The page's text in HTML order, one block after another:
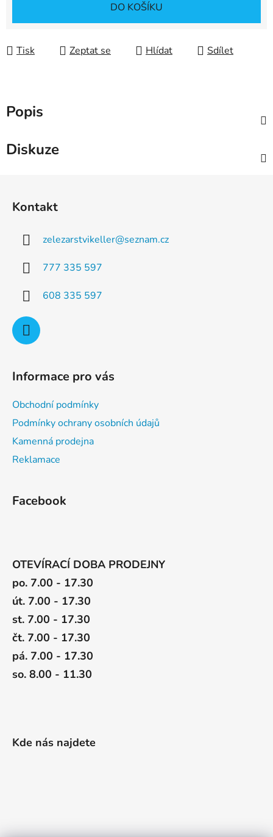
DO KOŠÍKU
Tisk Zeptat se Hlídat Sdílet
Popis
Diskuze
Kontakt
zelezarstvikeller@seznam.cz
777 335 597
608 335 597
Informace pro vás
Obchodní podmínky
Podmínky ochrany osobních údajů
Kamenná prodejna
Reklamace
Facebook
OTEVÍRACÍ DOBA PRODEJNY
po. 7.00 - 17.30
út. 7.00 - 17.30
st. 7.00 - 17.30
čt. 7.00 - 17.30
pá. 7.00 - 17.30
so. 8.00 - 11.30
Kde nás najdete